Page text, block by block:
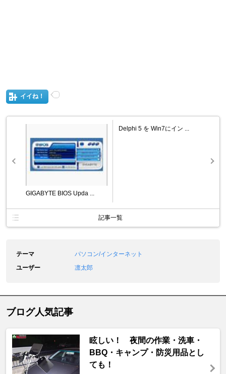
イイね！
GIGABYTE BIOS Upda ...
Delphi 5 を Win7にイン ...
記事一覧
テーマ
パソコン/インターネット
ユーザー
凛太郎
ブログ人気記事
眩しい！ 夜間の作業・洗車・
BBQ・キャンプ・防災用品とし
ても！